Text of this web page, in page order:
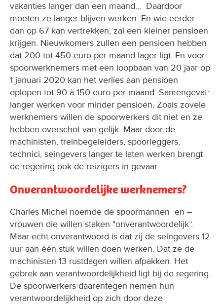
vakanties langer dan een maand... Daardoor
moeten ze langer blijven werken. En wie eerder
dan op 67 kan vertrekken, zal een kleiner pensioen
krijgen. Nieuwkomers zullen een pensioen hebben
dat 200 tot 450 euro per maand lager ligt. En voor
spoorwerknemers met een loopbaan van 20 jaar op
1 januari 2020 kan het verlies aan pensioen
oplopen tot 90 à 150 euro per maand. Samengevat:
langer werken voor minder pensioen. Zoals zovele
werknemers willen de spoorwerkers dit niet en ze
hebben overschot van gelijk. Maar door de
machinisten, treinbegeleiders, spoorleggers,
technici, seingevers langer te laten werken brengt
de regering ook de reizigers in gevaar.
Onverantwoordelijke werknemers?
Charles Michel noemde de spoormannen en –
vrouwen die willen staken "onverantwoordelijk”.
Maar echt onverantwoord is dat zij de seingevers 12
uur aan één stuk willen doen werken. Dat ze de
machinisten 13 rustdagen willen afpakken. Het
gebrek aan verantwoordelijkheid ligt bij de regering.
De spoorwerkers daarentegen nemen hun
verantwoordelijkheid op zich door deze